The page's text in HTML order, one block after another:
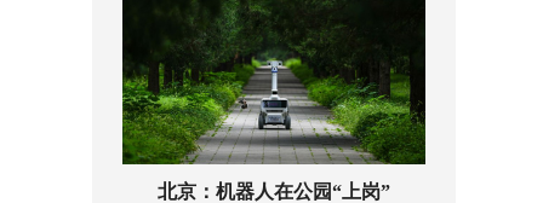
北京：机器人在公园“上岗”